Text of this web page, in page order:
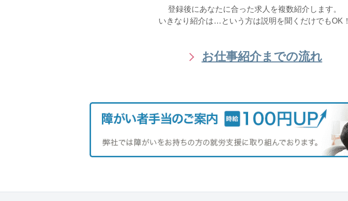
登録後にあなたに合った求人を複数紹介します。
いきなり紹介は…という方は説明を聞くだけでもOK！
お仕事紹介までの流れ